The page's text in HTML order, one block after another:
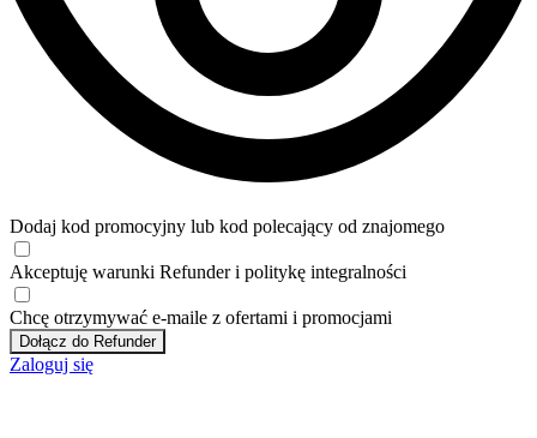
Dodaj kod promocyjny lub kod polecający od znajomego
Akceptuję warunki Refunder i politykę integralności
Chcę otrzymywać e-maile z ofertami i promocjami
Dołącz do Refunder
Zaloguj się